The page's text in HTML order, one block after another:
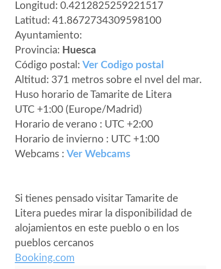
Longitud: 0.4212825259221517
Latitud: 41.8672734309598100
Ayuntamiento:
Provincia: Huesca
Código postal: Ver Codigo postal
Altitud: 371 metros sobre el nvel del mar.
Huso horario de Tamarite de Litera
UTC +1:00 (Europe/Madrid)
Horario de verano : UTC +2:00
Horario de invierno : UTC +1:00
Webcams : Ver Webcams
Si tienes pensado visitar Tamarite de
Litera puedes mirar la disponibilidad de
alojamientos en este pueblo o en los
pueblos cercanos
Booking.com